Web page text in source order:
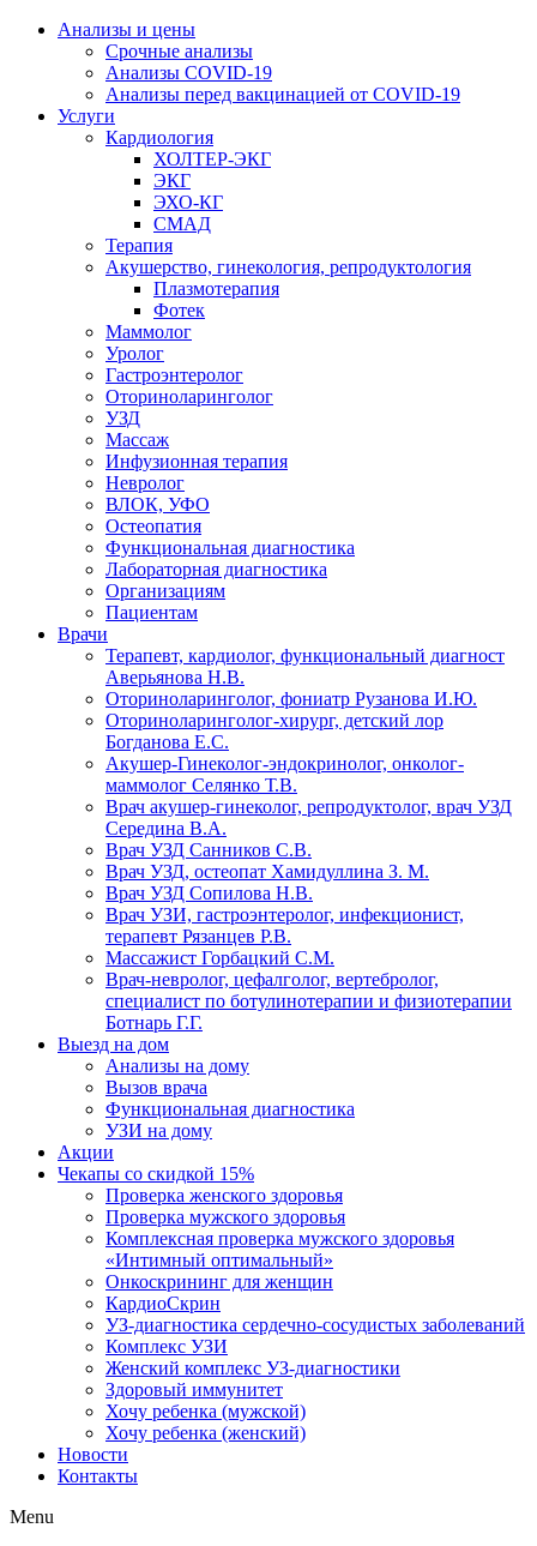
Анализы и цены
Срочные анализы
Анализы COVID-19
Анализы перед вакцинацией от COVID-19
Услуги
Кардиология
ХОЛТЕР-ЭКГ
ЭКГ
ЭХО-КГ
СМАД
Терапия
Акушерство, гинекология, репродуктология
Плазмотерапия
Фотек
Маммолог
Уролог
Гастроэнтеролог
Оториноларинголог
УЗД
Массаж
Инфузионная терапия
Невролог
ВЛОК, УФО
Остеопатия
Функциональная диагностика
Лабораторная диагностика
Организациям
Пациентам
Врачи
Терапевт, кардиолог, функциональный диагност
Аверьянова Н.В.
Оториноларинголог, фониатр Рузанова И.Ю.
Оториноларинголог-хирург, детский лор
Богданова Е.С.
Акушер-Гинеколог-эндокринолог, онколог-
маммолог Селянко Т.В.
Врач акушер-гинеколог, репродуктолог, врач УЗД
Середина В.А.
Врач УЗД Санников С.В.
Врач УЗД, остеопат Хамидуллина З. М.
Врач УЗД Сопилова Н.В.
Врач УЗИ, гастроэнтеролог, инфекционист,
терапевт Рязанцев Р.В.
Массажист Горбацкий С.М.
Врач-невролог, цефалголог, вертебролог,
специалист по ботулинотерапии и физиотерапии
Ботнарь Г.Г.
Выезд на дом
Анализы на дому
Вызов врача
Функциональная диагностика
УЗИ на дому
Акции
Чекапы со скидкой 15%
Проверка женского здоровья
Проверка мужского здоровья
Комплексная проверка мужского здоровья
«Интимный оптимальный»
Онкоcкрининг для женщин
КардиоСкрин
УЗ-диагностика сердечно-сосудистых заболеваний
Комплекс УЗИ
Женский комплекс УЗ-диагностики
Здоровый иммунитет
Хочу ребенка (мужской)
Хочу ребенка (женский)
Новости
Контакты
Menu